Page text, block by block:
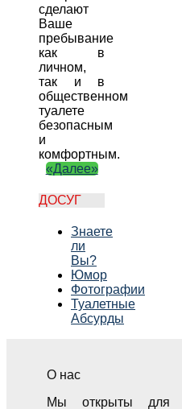
сделают
Ваше
пребывание
как в
личном,
так и в
общественном
туалете
безопасным
и
комфортным.
«Далее»
ДОСУГ
Знаете
ли
Вы?
Юмор
Фотографии
Туалетные
Абсурды
О нас
Мы открыты для